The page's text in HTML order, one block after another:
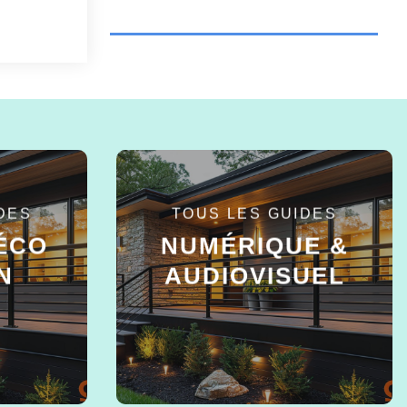
TOUS LES GUIDES
NUMÉRIQUE &
AUDIOVISUEL
EN SAVOIR +